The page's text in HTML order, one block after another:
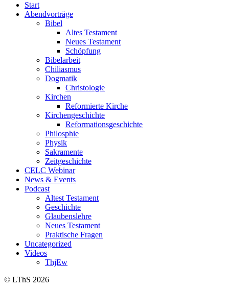
Start
Abendvorträge
Bibel
Altes Testament
Neues Testament
Schöpfung
Bibelarbeit
Chiliasmus
Dogmatik
Christologie
Kirchen
Reformierte Kirche
Kirchengeschichte
Reformationsgeschichte
Philosphie
Physik
Sakramente
Zeitgeschichte
CELC Webinar
News & Events
Podcast
Altest Testament
Geschichte
Glaubenslehre
Neues Testament
Praktische Fragen
Uncategorized
Videos
ThjEw
© LThS 2026